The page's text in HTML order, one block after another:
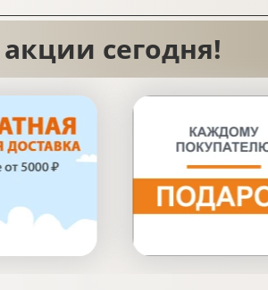
сегодня!